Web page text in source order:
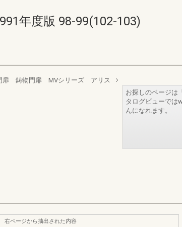
年度版 98-99(102-103)
扉 鋳物門扉 MVシリーズ アリス
お探しのページは
タログビューでは
んになれます。
右ページから抽出された内容